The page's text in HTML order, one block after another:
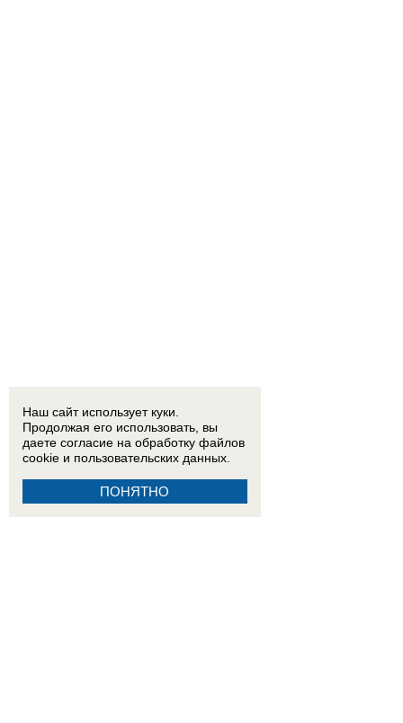
Наш сайт использует куки.
Продолжая его использовать, вы
даете согласие на обработку файлов
cookie и пользовательских данных.
ПОНЯТНО